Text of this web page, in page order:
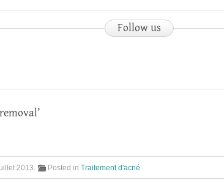
Followus
2013. Posted in Traitement d'acné